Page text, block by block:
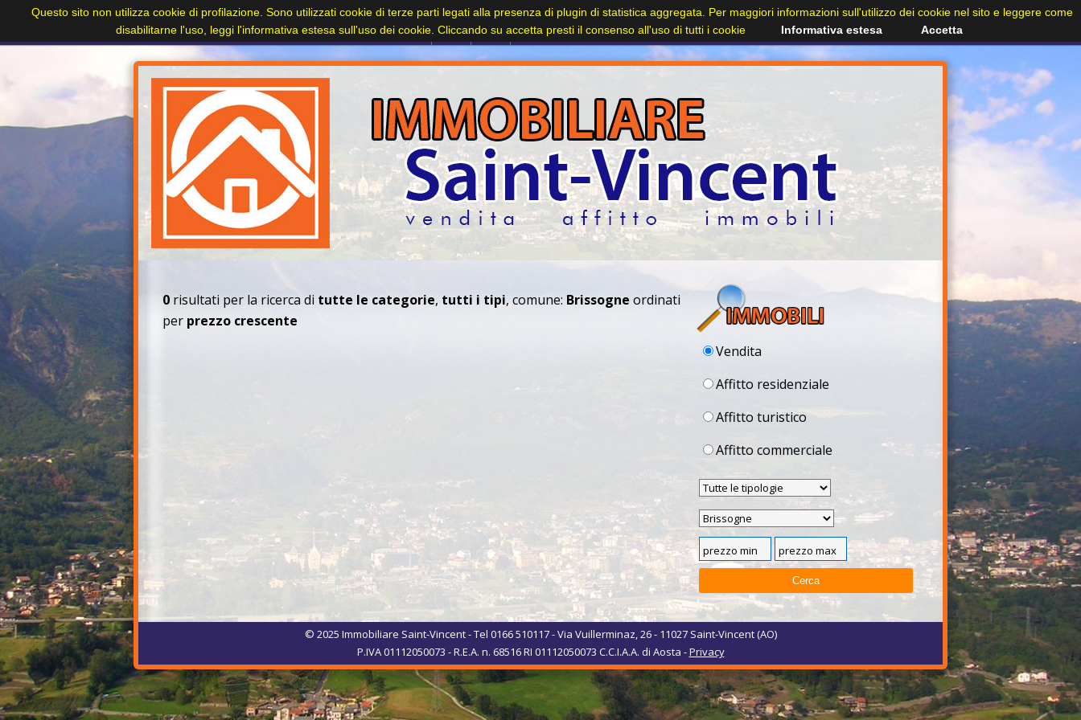
Home
+
Paesi Immobili Cerca immobile Contatti
0 risultati per la ricerca di tutte le categorie, tutti i tipi, comune: Brissogne ordinati
per prezzo crescente
Vendita
Affitto residenziale
Affitto turistico
Affitto commerciale
© 2025 Immobiliare Saint-Vincent - Tel 0166 510117 - Via Vuillerminaz, 26 - 11027 Saint-Vincent (AO)
P.IVA 01112050073 - R.E.A. n. 68516 RI 01112050073 C.C.I.A.A. di Aosta -Privacy
Questo sito non utilizza cookie di profilazione. Sono utilizzati cookie di terze parti legati alla presenza di plugin di statistica aggregata. Per maggiori informazioni sull'utilizzo dei cookie nel sito e leggere come
disabilitarne l'uso, leggi l'informativa estesa sull'uso dei cookie. Cliccando su accetta presti il consenso all'uso di tutti i cookie
Informativa estesa Accetta